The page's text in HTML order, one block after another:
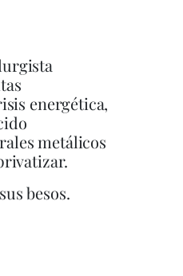
energética,
metálicos
besos.